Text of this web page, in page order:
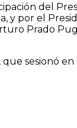
del
y por el
Prado
sesionó